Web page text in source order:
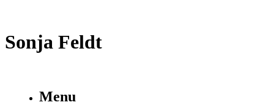
Sonja Feldt
Menu